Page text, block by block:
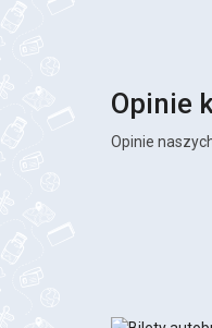
Opinie
Opinie